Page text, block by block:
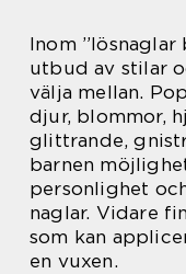
Inom
utbud av stilar
välja mellan.
djur, blommor,
glittrande,
barnen
personlighet
naglar. Vidare
som kan
en vuxen.